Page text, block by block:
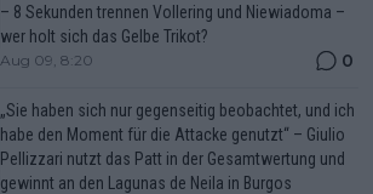
– 8 Sekunden trennen Vollering und Niewiadoma –
wer holt sich das Gelbe Trikot?
Aug 09, 8:20 0
„Sie haben sich nur gegenseitig beobachtet, und ich
habe den Moment für die Attacke genutzt“ – Giulio
Pellizzari nutzt das Patt in der Gesamtwertung und
gewinnt an den Lagunas de Neila in Burgos